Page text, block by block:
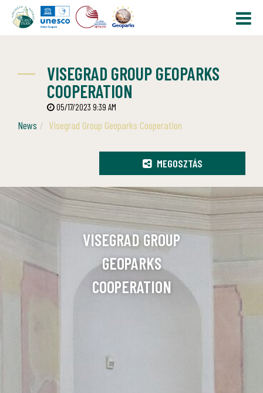
VISEGRAD GROUP GEOPARKS
COOPERATION
05/17/2023 9:39 AM
News Visegrad Group Geoparks Cooperation
MEGOSZTÁS
VISEGRAD GROUP
GEOPARKS
COOPERATION